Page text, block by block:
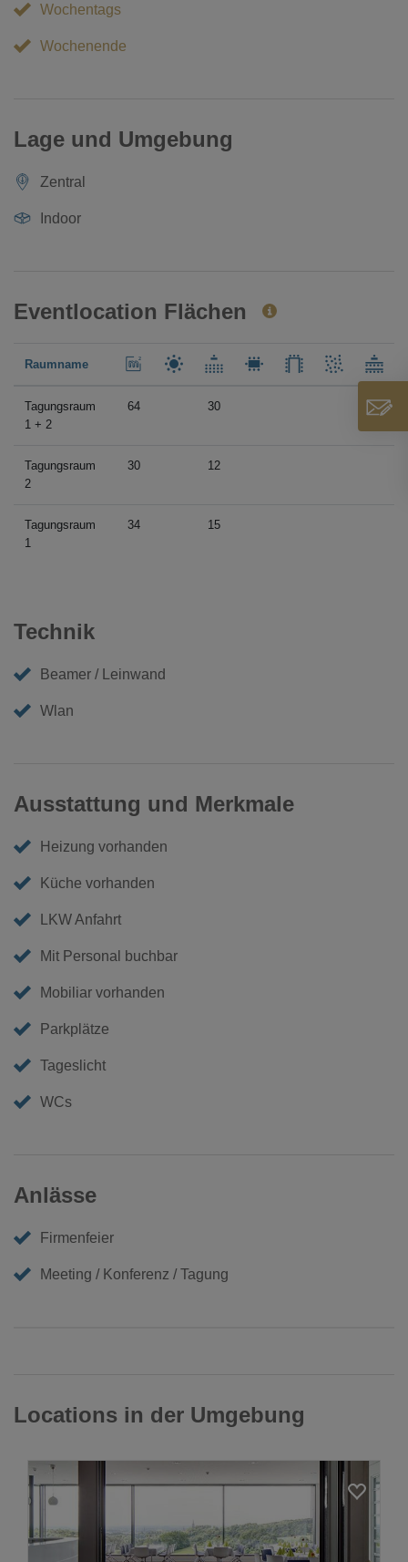
Wochentags
Wochenende
Lage und Umgebung
Zentral
Indoor
Eventlocation Flächen
Raumname
Tagungsraum
1 + 2
64 30
Tagungsraum
2
30 12
Tagungsraum
1
34 15
Technik
Beamer / Leinwand
Wlan
Ausstattung und Merkmale
Heizung vorhanden
Küche vorhanden
LKW Anfahrt
Mit Personal buchbar
Mobiliar vorhanden
Parkplätze
Tageslicht
WCs
Anlässe
Firmenfeier
Meeting / Konferenz / Tagung
Locations in der Umgebung